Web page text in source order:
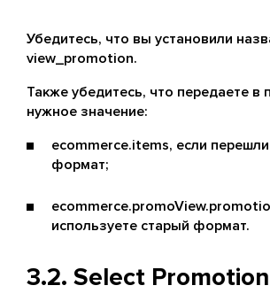
Убедитесь, что вы установили
view_promotion.
Также убедитесь, что передаете в
нужное значение:
ecommerce.items, если
формат;
используете старый формат.
3.2. Select Promotion